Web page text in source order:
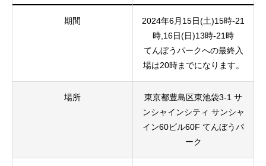
期間
2024年6月15日(土)15時-21
時,16日(日)13時-21時
てんぼうパークへの最終入
場は20時までになります。
場所
東京都豊島区東池袋3-1 サ
ンシャインシティ サンシャ
イン60ビル60F てんぼうパ
ーク